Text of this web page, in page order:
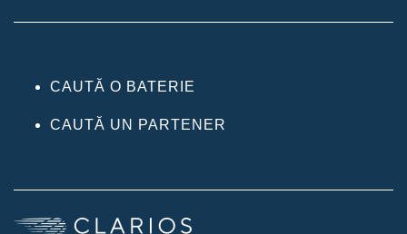
CAUTĂ O BATERIE
CAUTĂ UN PARTENER